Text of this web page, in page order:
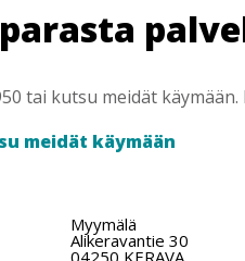
tai kutsu meidät
meidät käymään
Myymälä
Alikeravantie 30
04250 KERAVA